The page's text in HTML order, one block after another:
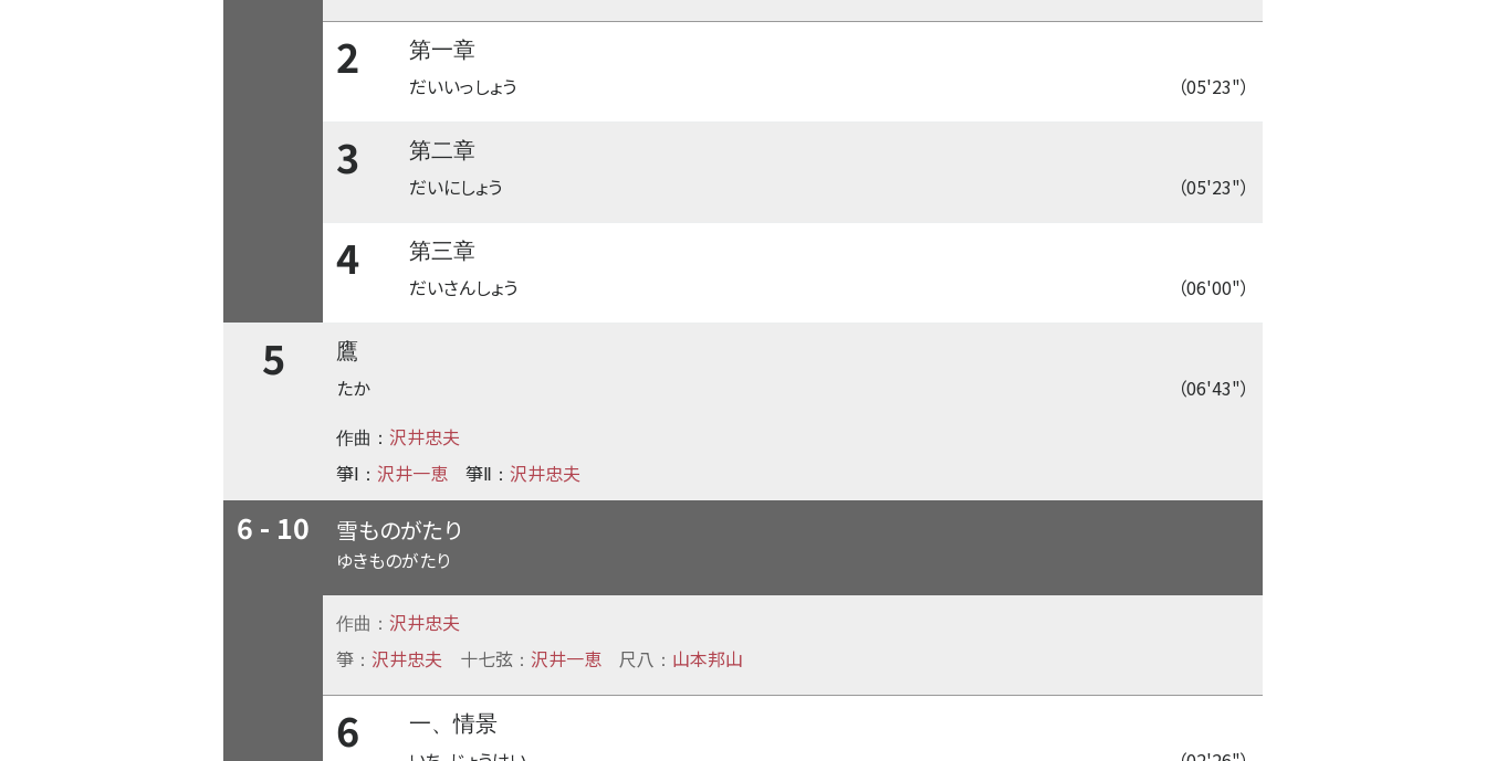
2
第一章
（05'23"）
だいいっしょう
3
第二章
（05'23"）
だいにしょう
4
第三章
（06'00"）
だいさんしょう
5
鷹
（06'43"）
たか
作曲： 沢井忠夫
箏Ⅰ ： 沢井一恵 箏Ⅱ ： 沢井忠夫
6 - 10 雪ものがたり
ゆきものがたり
作曲： 沢井忠夫
箏 ： 沢井忠夫 十七弦 ： 沢井一恵 尺八 ： 山本邦山
6
一、情景